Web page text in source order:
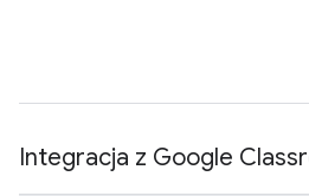
Integracja z Google